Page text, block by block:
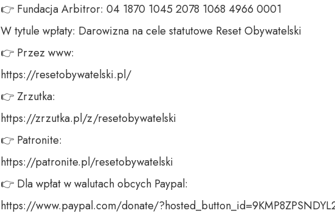
👉 Fundacja Arbitror: 04 1870 1045 2078 1068 4966 0001
W tytule wpłaty: Darowizna na cele statutowe Reset Obywatelski
👉 Przez www:
https://resetobywatelski.pl/
👉 Zrzutka:
https://zrzutka.pl/z/resetobywatelski
👉 Patronite:
https://patronite.pl/resetobywatelski
👉 Dla wpłat w walutach obcych Paypal:
https://www.paypal.com/donate/